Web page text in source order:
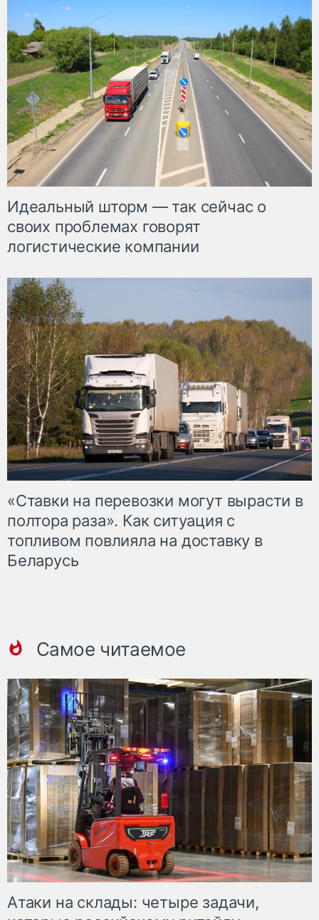
Идеальный шторм — так сейчас о
своих проблемах говорят
логистические компании
«Ставки на перевозки могут вырасти в
полтора раза». Как ситуация с
топливом повлияла на доставку в
Беларусь
Самое читаемое
Атаки на склады: четыре задачи,